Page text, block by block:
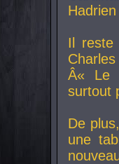
Il reste
Â« Le
surtout
De
une